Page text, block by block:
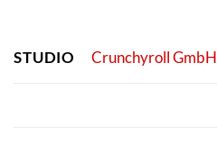
STUDIO Crunchyroll GmbH